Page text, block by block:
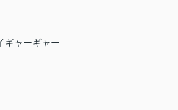
ギャーギャー